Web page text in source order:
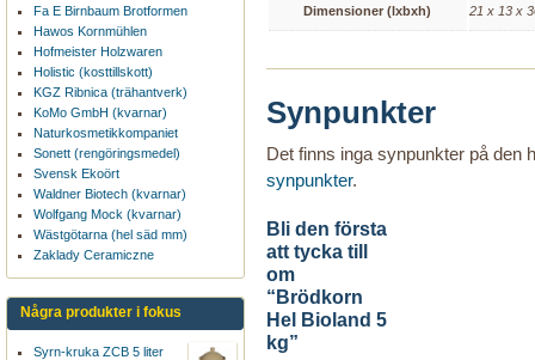
Dimensioner (lxbxh) 21 x 13 x
Synpunkter
Det finns inga synpunkter på den
synpunkter.
Bli den första
att tycka till
om
“Brödkorn
Hel Bioland 5
kg”
Fa E Birnbaum Brotformen
Hawos Kornmühlen
Hofmeister Holzwaren
Holistic (kosttillskott)
KGZ Ribnica (trähantverk)
KoMo GmbH (kvarnar)
Naturkosmetikkompaniet
Sonett (rengöringsmedel)
Svensk Ekoört
Waldner Biotech (kvarnar)
Wolfgang Mock (kvarnar)
Wästgötarna (hel säd mm)
Zaklady Ceramiczne
Några produkter i fokus
Syrn-kruka ZCB 5 liter